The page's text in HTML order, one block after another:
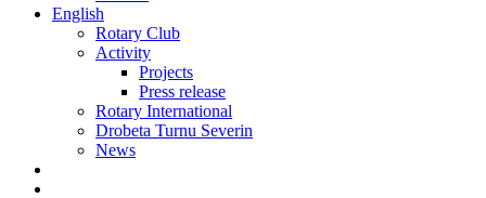
English
Rotary Club
Activity
Projects
Press release
Rotary International
Drobeta Turnu Severin
News